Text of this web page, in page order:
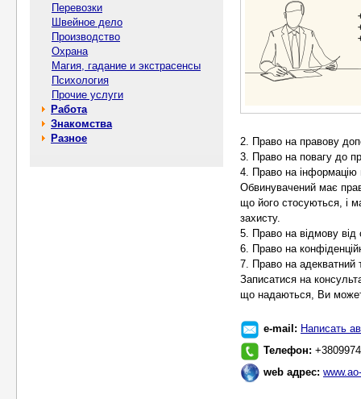
Перевозки
Швейное дело
Производство
Охрана
Магия, гадание и экстрасенсы
Психология
Прочие услуги
Работа
Знакомства
Разное
2. Право на правову
3. Право на повагу до
4. Право на інформацію
Обвинувачений має
що його стосуються, і
захисту.
5. Право на відмову від
6. Право на
7. Право на адекватний
Записатися на
що надаються, Ви
e-mail: Написать
Телефон:
web адрес: